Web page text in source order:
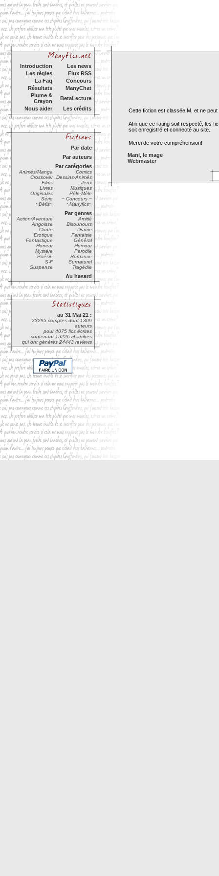
Introduction
Les news
Les règles
Flux RSS
La Faq
Concours
Résultats
ManyChat
Plume &
Crayon
BetaLecture
Nous aider
Les crédits
Par date
Par auteurs
Par catégories
Animés/Manga
Comics
Crossover
Dessins-Animés
Films
Jeux
Livres
Musiques
Originales
Pèle-Mèle
Série
~ Concours ~
~Défis~
~Manyfics~
Par genres
Action/Aventure
Amitié
Angoisse
Bisounours
Conte
Drame
Erotique
Fantaisie
Fantastique
Général
Horreur
Humour
Mystère
Parodie
Poésie
Romance
S-F
Surnaturel
Suspense
Tragédie
Au hasard
au 31 Mai 21 :
23295 comptes dont 1309
auteurs
pour 4075 fics écrites
contenant 15226 chapitres
qui ont générés 24443 reviews
Cette fiction est classée M, et ne
Afin que ce rating soit respecté, les
soit enregistré et connecté au site.
Merci de votre compréhension!
Mani, le mage
Webmaster